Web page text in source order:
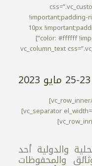
!important;padding-
10px
color: #ffffff !important;border-radius: 5px !important;}”]
[vc_column_text
[/vc_column_text][/vc_column_inner][/vc_row_inner]
[vc_row_inner][vc_column_inner][vc_separator el_width=”20″]
[/vc_column_inner][/vc_row_inner][vc_row_inner]
والدولية أحد
والمحفوظات